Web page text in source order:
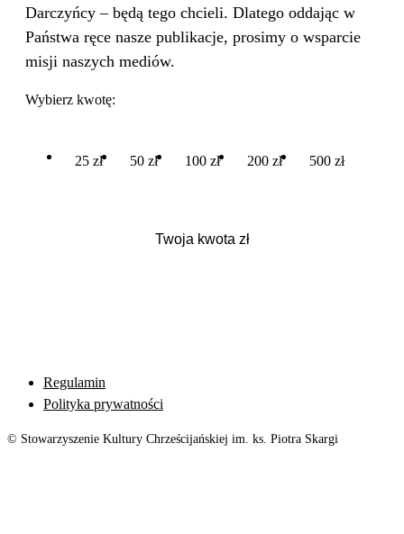
Darczyńcy – będą tego chcieli. Dlatego oddając w
Państwa ręce nasze publikacje, prosimy o wsparcie
misji naszych mediów.
Wybierz kwotę:
25 zł 50 zł 100 zł 200 zł 500 zł
Regulamin
Polityka prywatności
© Stowarzyszenie Kultury Chrześcijańskiej im. ks. Piotra Skargi